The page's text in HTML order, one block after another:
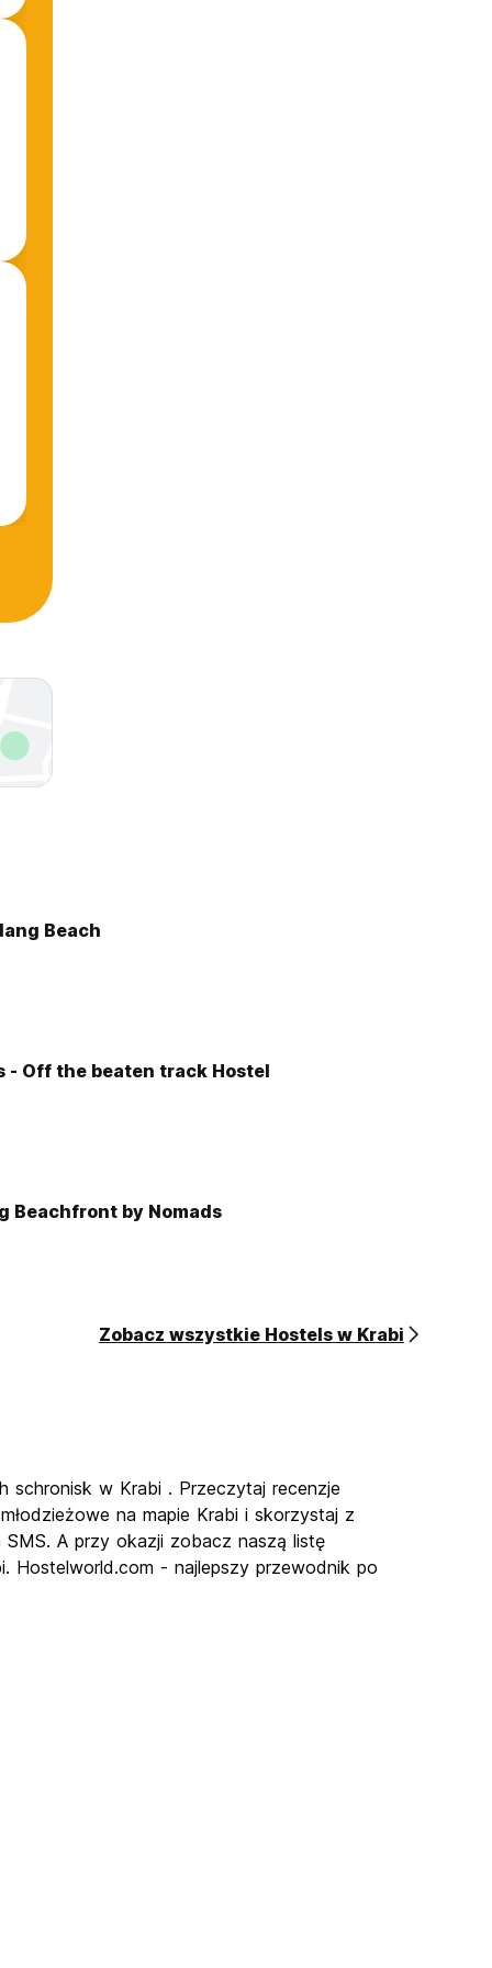
Beach
- Off the beaten track Hostel
Beachfront by Nomads
Zobacz wszystkie Hostels w Krabi
schronisk w Krabi . Przeczytaj recenzje
na mapie Krabi i skorzystaj z
A przy okazji zobacz naszą listę
Hostelworld.com - najlepszy przewodnik po